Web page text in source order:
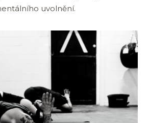
uvolnění.